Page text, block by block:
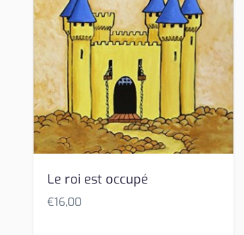
Le roi est occupé
€16,00